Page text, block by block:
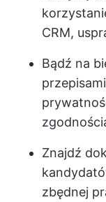
CRM,
Bądź na
Znajdź
zbędnej